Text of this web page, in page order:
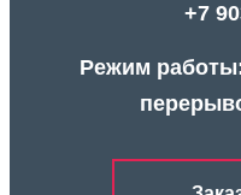
+7
Режим